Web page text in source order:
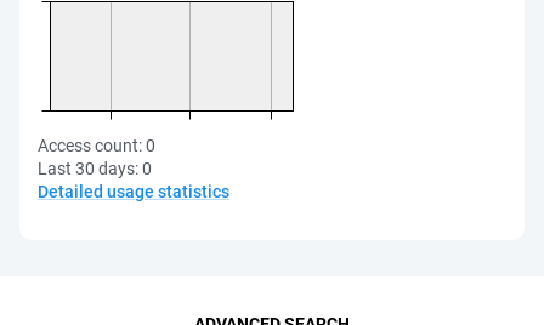
Access count:0
Last 30 days:0
Detailed usage statistics